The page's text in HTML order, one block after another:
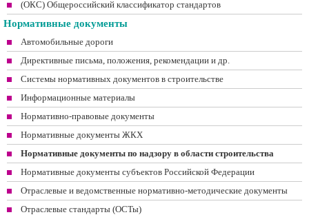
(ОКС) Общероссийский классификатор стандартов
Нормативные документы
Автомобильные дороги
Директивные письма, положения, рекомендации и др.
Системы нормативных документов в строительстве
Информационные материалы
Нормативно-правовые документы
Нормативные документы ЖКХ
Нормативные документы по надзору в области строительства
Нормативные документы субъектов Российской Федерации
Отраслевые и ведомственные нормативно-методические документы
Отраслевые стандарты (ОСТы)